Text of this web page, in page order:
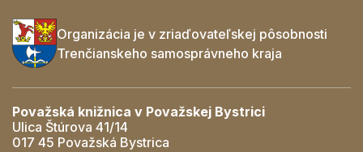
Organizácia je v zriaďovateľskej pôsobnosti
Trenčianskeho samosprávneho kraja
Považská knižnica v Považskej Bystrici
Ulica Štúrova 41/14
017 45 Považská Bystrica